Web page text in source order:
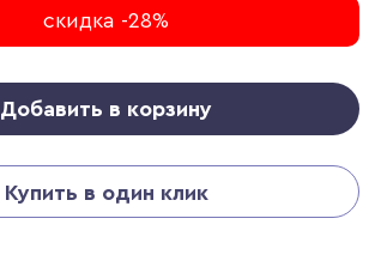
скидка -28%
Добавить в корзину
Купить в один клик